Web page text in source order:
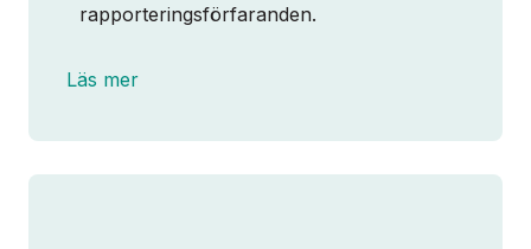
rapporteringsförfaranden.
Läs mer